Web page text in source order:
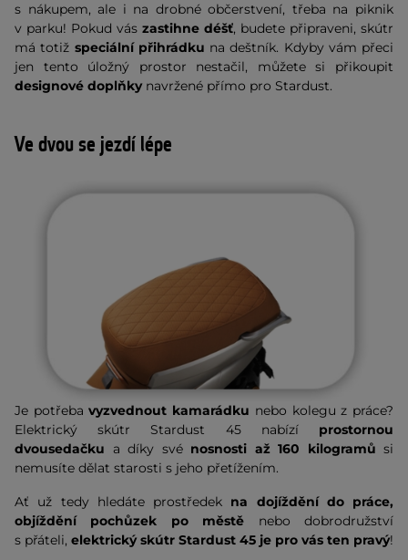
s nákupem, ale i na drobné občerstvení, třeba na piknik
v parku! Pokud vás zastihne déšť, budete připraveni, skútr
má totiž speciální přihrádku na deštník. Kdyby vám přeci
jen tento úložný prostor nestačil, můžete si přikoupit
designové doplňky navržené přímo pro Stardust.
Ve dvou se jezdí lépe
Je potřebavyzvednout kamarádku nebo kolegu z práce?
Elektrický skútr Stardust 45 nabízí prostornou
dvousedačku a díky své nosnosti až 160 kilogramů si
nemusíte dělat starosti s jeho přetížením.
Ať už tedy hledáte prostředek na dojíždění do práce,
objíždění pochůzek po městě nebo dobrodružství
s přáteli, elektrický skútr Stardust 45 je pro vás ten pravý!